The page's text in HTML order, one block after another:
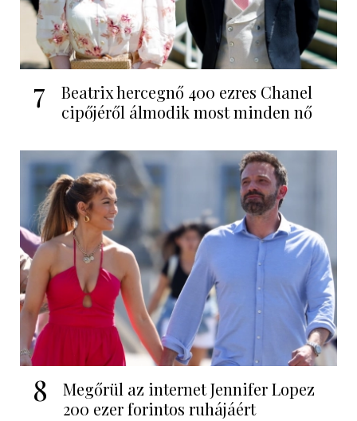
7
Beatrix hercegnő 400 ezres Chanel
cipőjéről álmodik most minden nő
8
Megőrül az internet Jennifer Lopez
200 ezer forintos ruhájáért